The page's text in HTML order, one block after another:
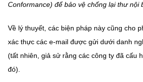
Conformance) để bảo vệ chống lại thư nội
Về lý thuyết, các biện pháp này cũng cho
xác thực các e-mail được gửi dưới danh
(tất nhiên, giả sử rằng các công ty đã cấu
đó).